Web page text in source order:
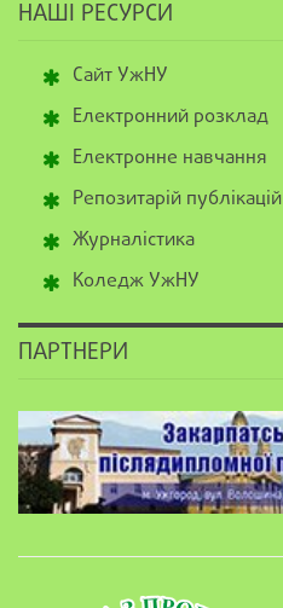
НАШІ РЕСУРСИ
Сайт УжНУ
Електронний розклад
Електронне навчання
Репозитарій публікацій
Журналістика
Коледж УжНУ
ПАРТНЕРИ